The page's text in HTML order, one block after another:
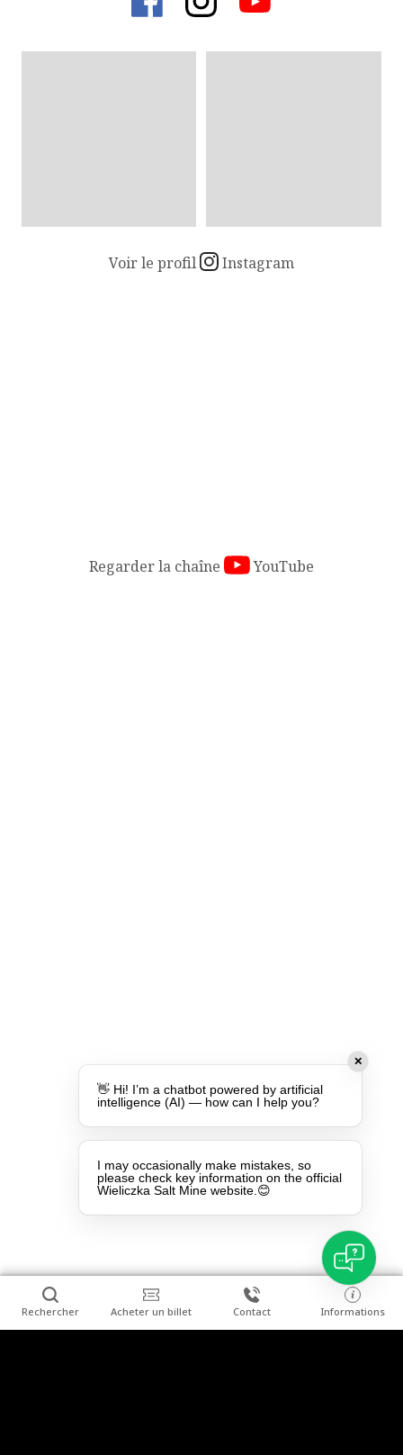
Rechercher Acheter un billet Contact Informations
Voir le profil Instagram
Regarder la chaîne YouTube
✕
👋 Hi! I’m a chatbot powered by artificial
intelligence (AI) — how can I help you?
I may occasionally make mistakes, so
please check key information on the official
Wieliczka Salt Mine website.😊